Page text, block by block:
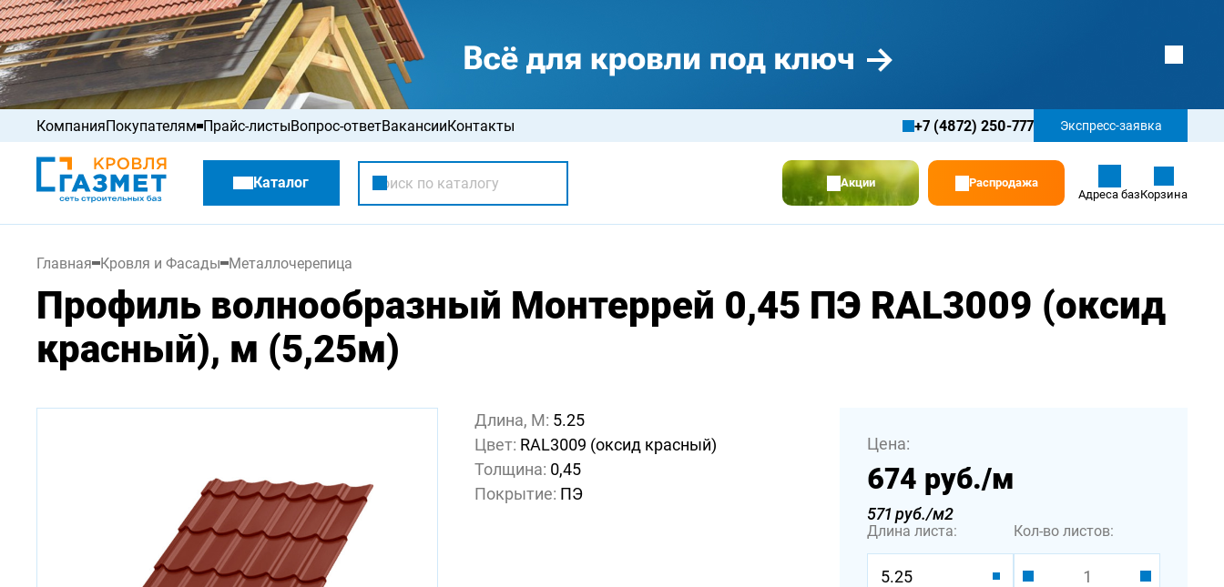
КомпанияПокупателям
Акции
Распродажа
Прайс-листыВопрос-ответВакансииКонтакты +7 (4872) 250-777 Экспресс-заявка
Каталог Акции
Распродажа
Адреса базКорзина
Главная Кровля и Фасады Металлочерепица
Профиль волнообразный Монтеррей 0,45 ПЭ RAL3009 (оксид
красный), м (5,25м)
Длина, М: 5.25
Цвет: RAL3009 (оксид красный)
Толщина: 0,45
Покрытие: ПЭ
Цена:
674 руб./м
571 руб./м2
Длина листа:
5.25
Кол-во листов: